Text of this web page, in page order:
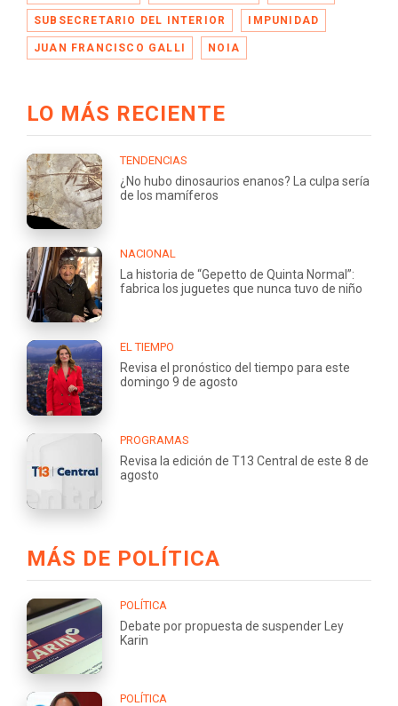
SUBSECRETARIO DEL INTERIOR IMPUNIDAD
JUAN FRANCISCO GALLI NOIA
LO MÁS RECIENTE
TENDENCIAS
¿No hubo dinosaurios enanos? La culpa sería
de los mamíferos
NACIONAL
La historia de “Gepetto de Quinta Normal”:
fabrica los juguetes que nunca tuvo de niño
EL TIEMPO
Revisa el pronóstico del tiempo para este
domingo 9 de agosto
PROGRAMAS
Revisa la edición de T13 Central de este 8 de
agosto
MÁS DE POLÍTICA
POLÍTICA
Debate por propuesta de suspender Ley
Karin
POLÍTICA